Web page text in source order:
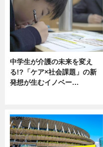
中学生が介護の未来を変え
る!?「ケア×社会課題」の新
発想が生むイノベー…